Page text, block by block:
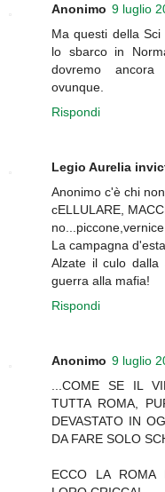
Anonimo 9 luglio
Ma questi della
lo sbarco in
dovremo
ovunque.
Rispondi
Legio Aurelia
Anonimo c'è chi
cELLULARE,
La campagna
Alzate il culo
guerra alla mafia!
Rispondi
Anonimo 9 luglio
...COME SE IL
TUTTA ROMA,
DEVASTATO IN
DA FARE SOLO
ECCO LA ROMA